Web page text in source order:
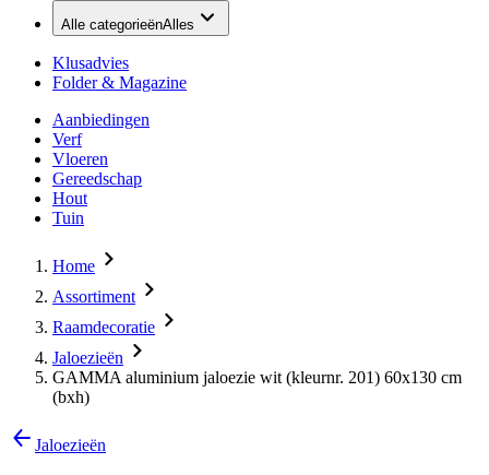
Alle categorieënAlles
Klusadvies
Folder & Magazine
Aanbiedingen
Verf
Vloeren
Gereedschap
Hout
Tuin
Home
Assortiment
Raamdecoratie
Jaloezieën
GAMMA aluminium jaloezie wit (kleurnr. 201) 60x130 cm
(bxh)
Jaloezieën